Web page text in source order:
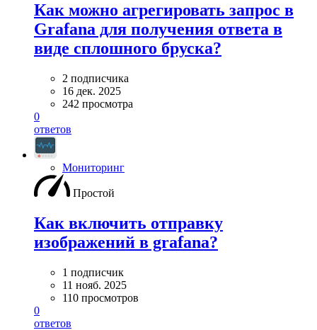
Как можно агрегировать запрос в
Grafana для получения ответа в
виде сплошного бруска?
2 подписчика
16 дек. 2025
242 просмотра
0
ответов
Мониторинг
Простой
Как включить отправку
изображений в grafana?
1 подписчик
11 нояб. 2025
110 просмотров
0
ответов